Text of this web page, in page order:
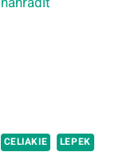
CELIAKIE LEPEK